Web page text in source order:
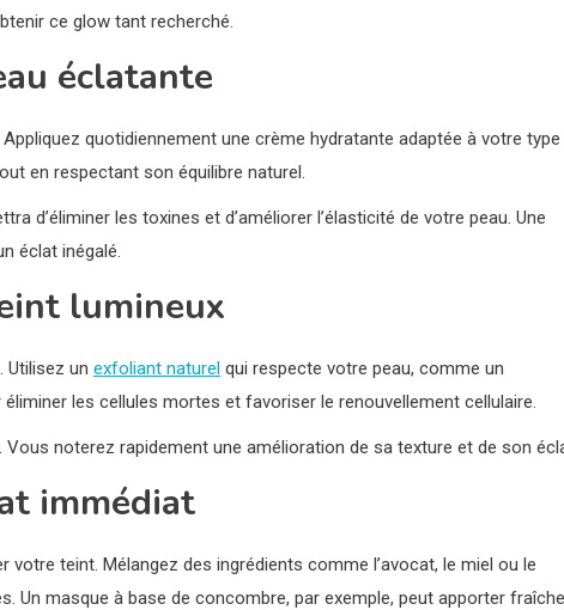
ce glow tant recherché.
éclatante
quotidiennement une crème hydratante adaptée à votre type
en respectant son équilibre naturel.
d’éliminer les toxines et d’améliorer l’élasticité de votre peau. Une
éclat inégalé.
lumineux
Utilisez un exfoliant naturel qui respecte votre peau, comme un
les cellules mortes et favoriser le renouvellement cellulaire.
noterez rapidement une amélioration de sa texture et de son
immédiat
votre teint. Mélangez des ingrédients comme l’avocat, le miel ou le
Un masque à base de concombre, par exemple, peut apporter